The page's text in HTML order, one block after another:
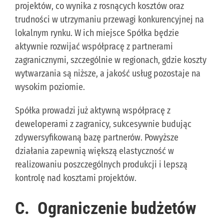
projektów, co wynika z rosnących kosztów oraz
trudności w utrzymaniu przewagi konkurencyjnej na
lokalnym rynku. W ich miejsce Spółka będzie
aktywnie rozwijać współpracę z partnerami
zagranicznymi, szczególnie w regionach, gdzie koszty
wytwarzania są niższe, a jakość usług pozostaje na
wysokim poziomie.
Spółka prowadzi już aktywną współpracę z
deweloperami z zagranicy, sukcesywnie budując
zdywersyfikowaną bazę partnerów. Powyższe
działania zapewnią większą elastyczność w
realizowaniu poszczególnych produkcji i lepszą
kontrolę nad kosztami projektów.
C. Ograniczenie budżetów